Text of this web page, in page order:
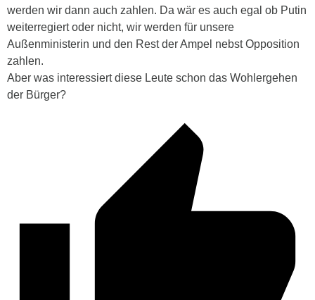
werden wir dann auch zahlen. Da wär es auch egal ob Putin
weiterregiert oder nicht, wir werden für unsere
Außenministerin und den Rest der Ampel nebst Opposition
zahlen.
Aber was interessiert diese Leute schon das Wohlergehen
der Bürger?